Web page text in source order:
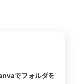
でフォルダを